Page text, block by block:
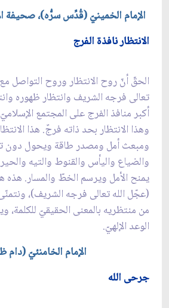
الإمام الخمينيّ (قُدِّس سرُّه)، صحيفة الإمام،
الانتظار نافذة الفرج
الحقّ أنّ روح الانتظار وروح التواصل
تعالى فرجه الشريف وانتظار ظهوره
أكبر منافذ الفرج على المجتمع
وهذا الانتظار بحد ذاته فرجٌ. هذا
ومبعث أمل ومصدر طاقة ويحول دون
والضياع واليأس والقنوط والتيه
يمنح الأمل ويرسم الخطّ والمسار. هذه
(عجّل الله تعالى فرجه الشريف)، ونتمنّى
من منتظريه بالمعنى الحقيقيّ للكلمة،
الوعد الإلهيّ.
الإمام الخامنئيّ (دام ظلّه)، 11/
جرحى الله